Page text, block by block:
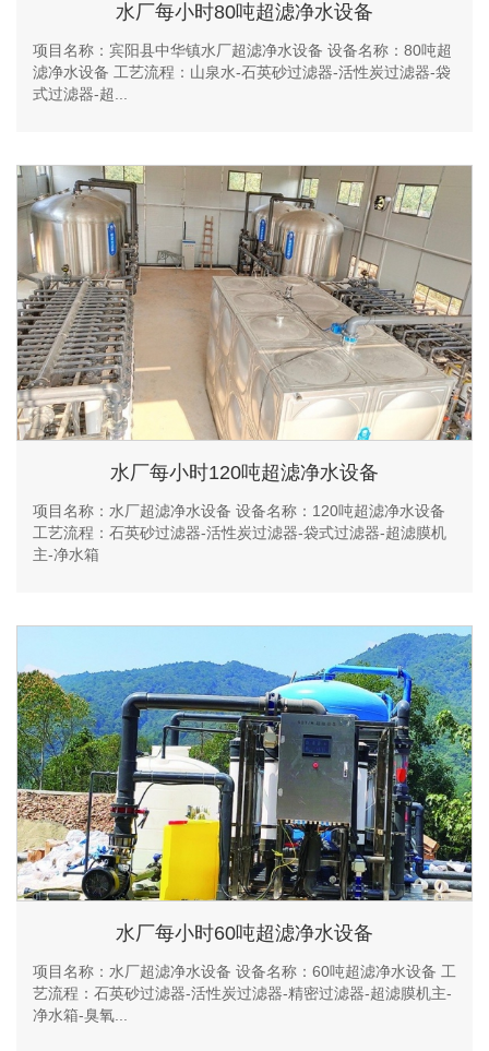
水厂每小时80吨超滤净水设备
项目名称：宾阳县中华镇水厂超滤净水设备 设备名称：80吨超
滤净水设备 工艺流程：山泉水-石英砂过滤器-活性炭过滤器-袋
式过滤器-超...
水厂每小时120吨超滤净水设备
项目名称：水厂超滤净水设备 设备名称：120吨超滤净水设备
工艺流程：石英砂过滤器-活性炭过滤器-袋式过滤器-超滤膜机
主-净水箱
水厂每小时60吨超滤净水设备
项目名称：水厂超滤净水设备 设备名称：60吨超滤净水设备 工
艺流程：石英砂过滤器-活性炭过滤器-精密过滤器-超滤膜机主-
净水箱-臭氧...